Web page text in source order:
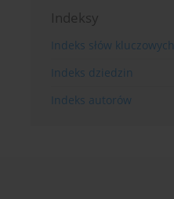
Indeksy
Indeks słów kluczowych
Indeks dziedzin
Indeks autorów